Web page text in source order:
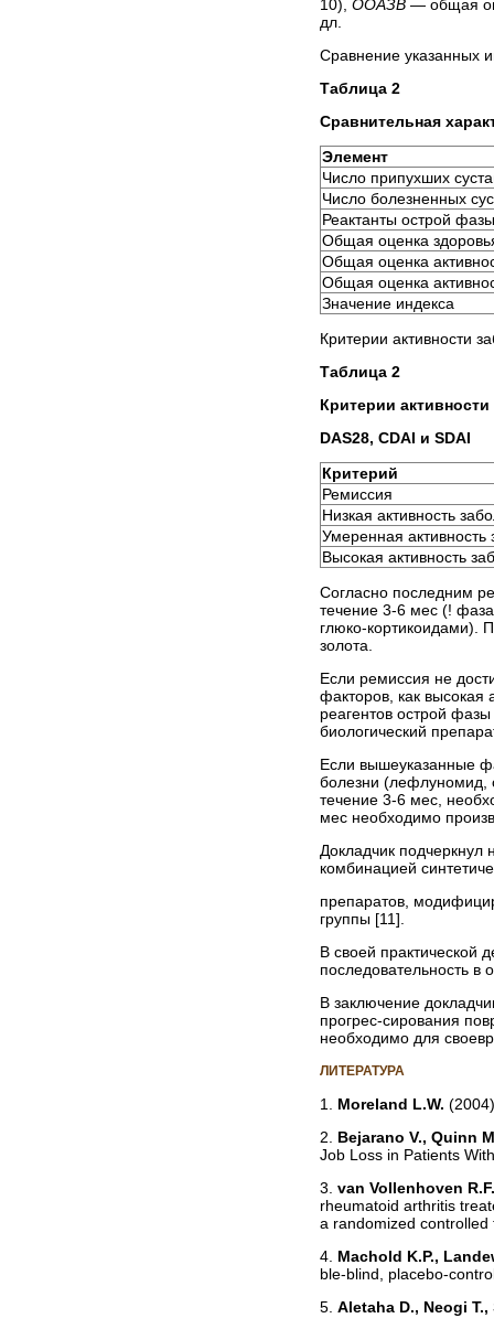
10), OOAЗB — общая
дл.
Сравнение указанных
Таблица 2
Сравнительная
Элемент
Число припухших
Число болезненных
Реактанты острой фазы
Общая оценка
Общая оценка
Общая оценка
Значение индекса
Критерии активности
Таблица 2
Критерии
DAS28, CDAI и SDAI
Критерий
Ремиссия
Низкая активность
Умеренная активность
Высокая активность
Согласно последним
течение 3-6 мес (!
глюко-кортикоидами).
золота.
Если ремиссия не
факторов, как высокая
реагентов острой
биологический
Если вышеуказанные
болезни (лефлуномид,
течение 3-6 мес,
мес необходимо
Докладчик подчеркнул
комбинацией
препаратов,
группы [11].
В своей практической
последовательность в
В заключение
прогрес-сирования
необходимо для
ЛИТЕРАТУРА
1. Moreland L.W.
2. Bejarano V., Quinn
Job Loss in Patients
3. van Vollenhoven
rheumatoid arthritis
a randomized
4. Machold K.P.,
ble-blind, placebo-
5. Aletaha D., Neogi